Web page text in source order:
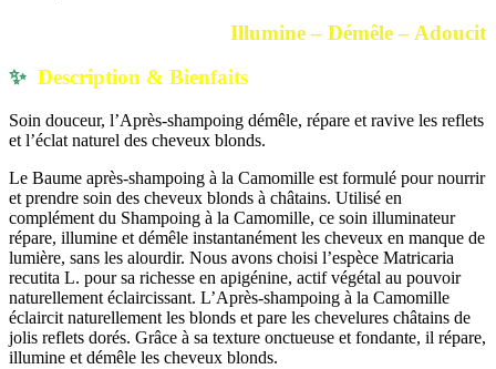
Illumine – Démêle – Adoucit
✨ Description & Bienfaits
Soin douceur, l’Après-shampoing démêle, répare et ravive les reflets
et l’éclat naturel des cheveux blonds.
Le Baume après-shampoing à la Camomille est formulé pour nourrir
et prendre soin des cheveux blonds à châtains. Utilisé en
complément du Shampoing à la Camomille, ce soin illuminateur
répare, illumine et démêle instantanément les cheveux en manque de
lumière, sans les alourdir. Nous avons choisi l’espèce Matricaria
recutita L. pour sa richesse en apigénine, actif végétal au pouvoir
naturellement éclaircissant. L’Après-shampoing à la Camomille
éclaircit naturellement les blonds et pare les chevelures châtains de
jolis reflets dorés. Grâce à sa texture onctueuse et fondante, il répare,
illumine et démêle les cheveux blonds.